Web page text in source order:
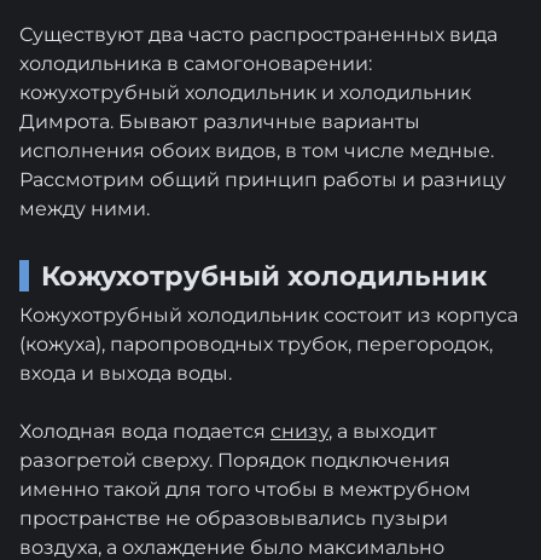
Существуют два часто распространенных вида
холодильника в самогоноварении:
кожухотрубный холодильник и холодильник
Димрота. Бывают различные варианты
исполнения обоих видов, в том числе медные.
Рассмотрим общий принцип работы и разницу
между ними.
Кожухотрубный холодильник
Кожухотрубный холодильник состоит из корпуса
(кожуха), паропроводных трубок, перегородок,
входа и выхода воды.
Холодная вода подается снизу, а выходит
разогретой сверху. Порядок подключения
именно такой для того чтобы в межтрубном
пространстве не образовывались пузыри
воздуха, а охлаждение было максимально